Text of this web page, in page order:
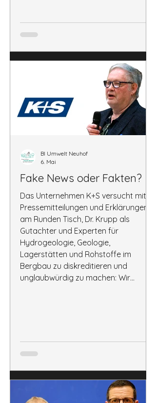
Neuhof neue rechtliche Möglichkeiten,
um die Interessen der Bürger, der
zu vertreten. Sie kann nun als Pa
Fake News oder Fakten?
Das Unternehmen K+S versucht mit
Pressemitteilungen und Erklärungen
am Runden Tisch, Dr. Krupp als
Gutachter und Experten für
Hydrogeologie, Geologie,
Lagerstätten und Rohstoffe im
Bergbau zu diskreditieren und
unglaubwürdig zu machen: Wir
solche, die Herrn Dr. Krupp als
BI Umwelt Neuhof
6. Mai